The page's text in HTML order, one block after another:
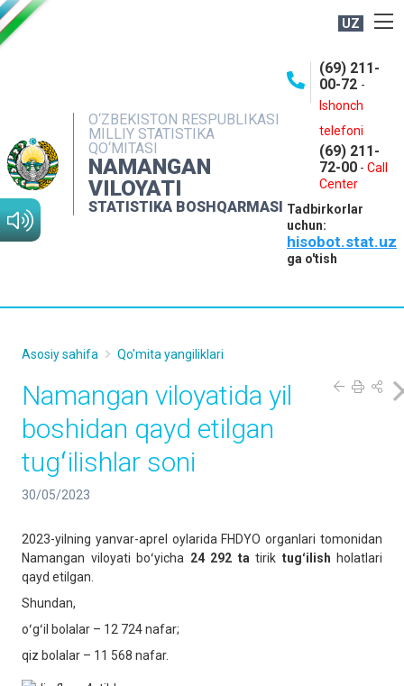
UZ
O‘ZBEKISTON RESPUBLIKASI
MILLIY STATISTIKA
QO‘MITASI
NAMANGAN
VILOYATI
STATISTIKA BOSHQARMASI
(69) 211-
00-72 -
Ishonch
telefoni
(69) 211-
72-00 - Call
Center
Tadbirkorlar
uchun:
hisobot.stat.uz
ga o'tish
NASHRLAR
INTERAKTIV XIZMATLAR
MATBUOT XIZMATI
MUROJAATLAR
Asosiy sahifa Qo'mita yangiliklari
Namangan viloyatida yil
boshidan qayd etilgan
tugʻilishlar soni
30/05/2023
2023-yilning yanvar-aprel oylarida FHDYO organlari tomonidan
Namangan viloyati boʻyicha 24 292 ta tirik tugʻilish holatlari
qayd etilgan.
Shundan,
oʻgʻil bolalar – 12 724 nafar;
qiz bolalar – 11 568 nafar.